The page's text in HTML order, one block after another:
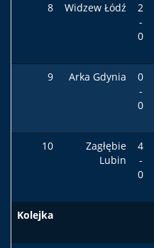
8 Widzew Łódź
2
-
0
9 Arka Gdynia
0
-
0
10
Zagłębie
Lubin
4
-
0
Kolejka